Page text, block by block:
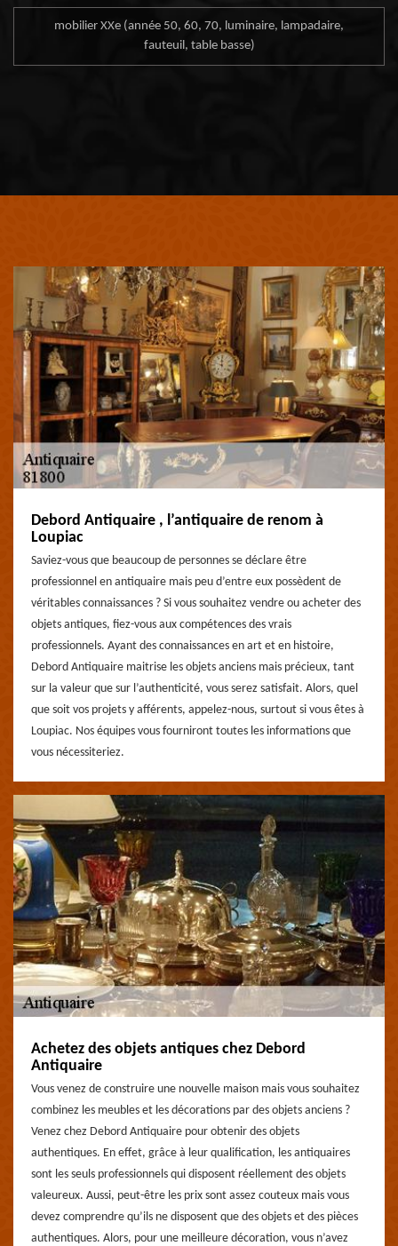
mobilier XXe (année 50, 60, 70, luminaire, lampadaire,
fauteuil, table basse)
Debord Antiquaire , l’antiquaire de renom à
Loupiac
Saviez-vous que beaucoup de personnes se déclare être
professionnel en antiquaire mais peu d’entre eux possèdent de
véritables connaissances ? Si vous souhaitez vendre ou acheter des
objets antiques, fiez-vous aux compétences des vrais
professionnels. Ayant des connaissances en art et en histoire,
Debord Antiquaire maitrise les objets anciens mais précieux, tant
sur la valeur que sur l’authenticité, vous serez satisfait. Alors, quel
que soit vos projets y afférents, appelez-nous, surtout si vous êtes à
Loupiac. Nos équipes vous fourniront toutes les informations que
vous nécessiteriez.
Achetez des objets antiques chez Debord
Antiquaire
Vous venez de construire une nouvelle maison mais vous souhaitez
combinez les meubles et les décorations par des objets anciens ?
Venez chez Debord Antiquaire pour obtenir des objets
authentiques. En effet, grâce à leur qualification, les antiquaires
sont les seuls professionnels qui disposent réellement des objets
valeureux. Aussi, peut-être les prix sont assez couteux mais vous
devez comprendre qu’ils ne disposent que des objets et des pièces
authentiques. Alors, pour une meilleure décoration, vous n’avez